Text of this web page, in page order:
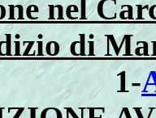
nel
di
1-